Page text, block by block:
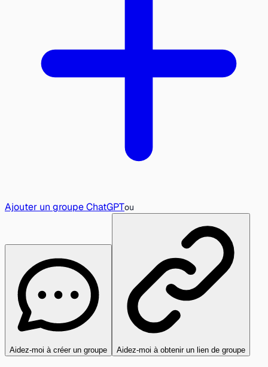
Ajouter un groupe ChatGPTou
Aidez-moi à créer un groupe Aidez-moi à obtenir un lien de groupe